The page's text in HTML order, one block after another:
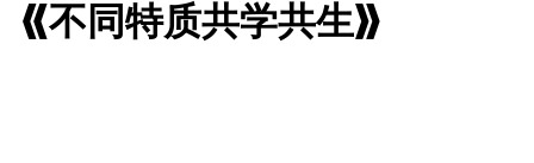
《不同特质共学共生》